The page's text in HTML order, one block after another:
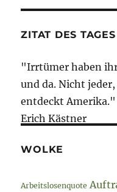
ZITAT DES TAGES
"Irrtümer haben
und da. Nicht
entdeckt Amerika."
Erich Kästner
WOLKE
Arbeitslosenquote